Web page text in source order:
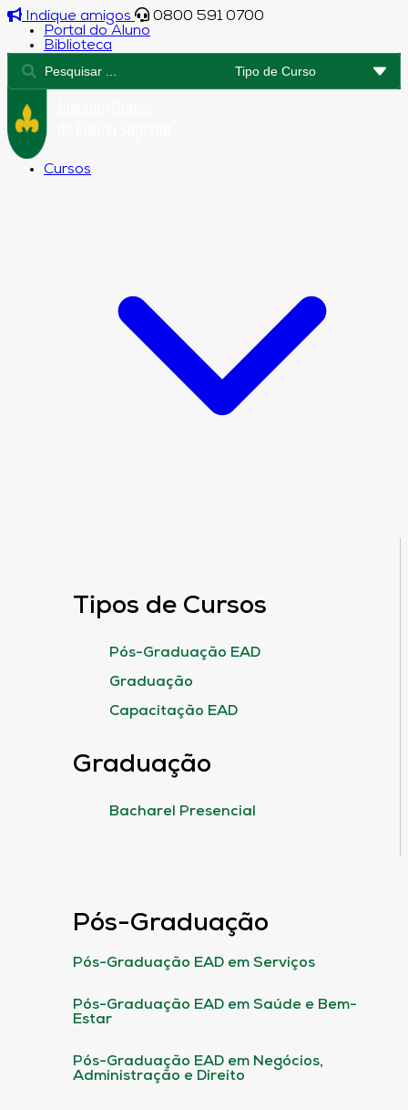
Indique amigos
0800 591 0700
Portal do Aluno
Biblioteca
Cursos
Tipos de Cursos
Pós-Graduação EAD
Graduação
Capacitação EAD
Graduação
Bacharel Presencial
Pós-Graduação
Pós-Graduação EAD em Serviços
Pós-Graduação EAD em Saúde e Bem-
Estar
Pós-Graduação EAD em Negócios,
Administração e Direito